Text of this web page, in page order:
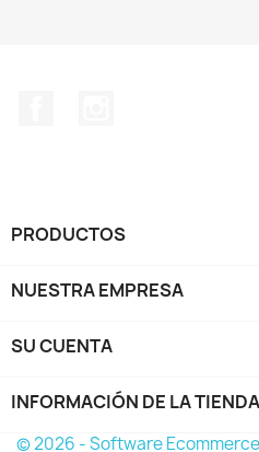
PRODUCTOS
NUESTRA EMPRESA
SU CUENTA
INFORMACIÓN DE LA TIENDA
© 2026 - Software